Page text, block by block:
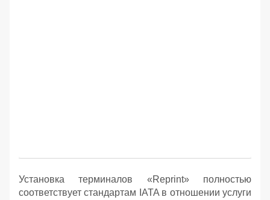
Установка терминалов «Reprint» полностью
соответствует стандартам IATA в отношении услуги